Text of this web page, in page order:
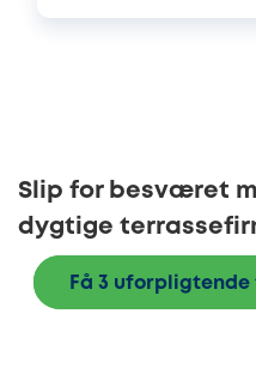
Slip for besværet
dygtige
Få 3